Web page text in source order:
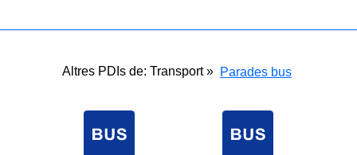
Altres PDIs de: Transport » Parades bus